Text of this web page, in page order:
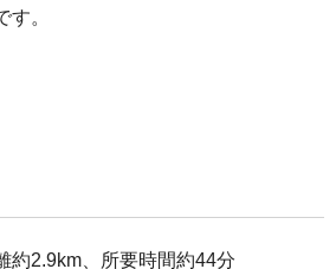
す。
約2.9km、所要時間約44分